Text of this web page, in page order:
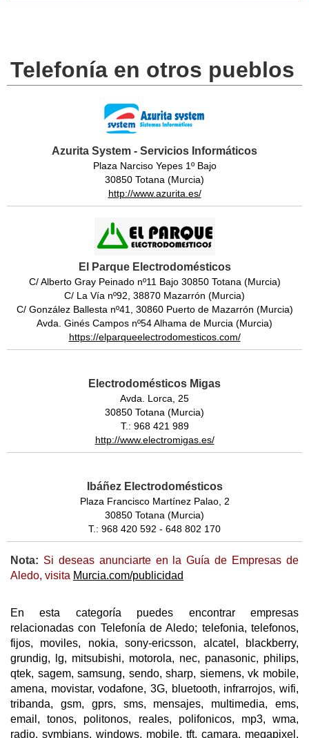
Telefonía en otros pueblos
Azurita System - Servicios Informáticos
Plaza Narciso Yepes 1º Bajo
30850 Totana (Murcia)
http://www.azurita.es/
El Parque Electrodomésticos
C/ Alberto Gray Peinado nº11 Bajo 30850 Totana (Murcia)
C/ La Vía nº92, 38870 Mazarrón (Murcia)
C/ González Ballesta nº41, 30860 Puerto de Mazarrón (Murcia)
Avda. Ginés Campos nº54 Alhama de Murcia (Murcia)
https://elparqueelectrodomesticos.com/
Electrodomésticos Migas
Avda. Lorca, 25
30850 Totana (Murcia)
T.: 968 421 989
http://www.electromigas.es/
Ibáñez Electrodomésticos
Plaza Francisco Martínez Palao, 2
30850 Totana (Murcia)
T.: 968 420 592 - 648 802 170
Nota: Si deseas anunciarte en la Guía de Empresas de
Aledo, visita Murcia.com/publicidad
En esta categoría puedes encontrar empresas
relacionadas con Telefonía de Aledo; telefonia, telefonos,
fijos, moviles, nokia, sony-ericsson, alcatel, blackberry,
grundig, lg, mitsubishi, motorola, nec, panasonic, philips,
qtek, sagem, samsung, sendo, sharp, siemens, vk mobile,
amena, movistar, vodafone, 3G, bluetooth, infrarrojos, wifi,
tribanda, gsm, gprs, sms, mensajes, multimedia, ems,
email, tonos, politonos, reales, polifonicos, mp3, wma,
radio, symbians, windows, mobile, tft, camara, megapixel,